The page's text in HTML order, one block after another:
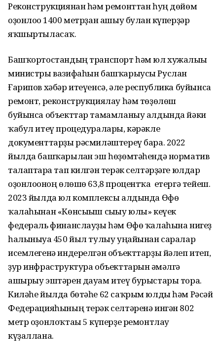
Реконструкциянан һәм ремонттан һуң дөйөм
оҙонлоғо 1400 метрҙан ашыу булған күперҙәр
яҡшыртыласаҡ.
Башҡортостандың транспорт һәм юл хужалығы
министры вазифаһын башҡарыусы Руслан
Ғарипов хәбәр итеүенсә, әле республика буйынса
ремонт, реконструкциялау һәм төҙөлөш
буйынса объекттар тамамланыу алдында йәки
ҡабул итеү процедуралары, кәрәкле
документтарҙы рәсмиләштереү бара. 2022
йылда башҡарылған эш һөҙөмтәһендә норматив
талаптарға тап килгән терәк селтәрҙәге юлдар
оҙонлоғоноң өлөшө 63,8 процентҡа етергә тейеш.
2023 йылда юл комплексы алдында Өфө
ҡалаһынан «Көнсығыш сығыу юлы» кеүек
федераль финанслауҙы һәм Өфө ҡалаһына нигеҙ
һалыныуға 450 йыл тулыу уңайынан саралар
исемлегенә индерелгән объекттарҙы йәлеп итеп,
ҙур инфраструктура объекттарын ғәмәлгә
ашырыу эштәрен дауам итеү бурыстары тора.
Киләһе йылда бөтәһе 62 саҡрым юлды һәм Рәсәй
Федерацияһының терәк селтәренә ингән 802
метр оҙонлоҡтағы 5 күперҙе ремонтлау
күҙаллана.